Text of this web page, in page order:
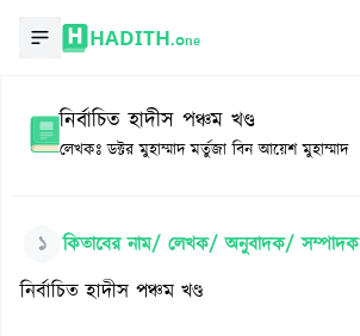
HADITH.One
নির্বাচিত হাদীস পঞ্চম খণ্ড
লেখকঃ ডক্টর মুহাম্মাদ মর্তুজা বিন আয়েশ মুহাম্মাদ
১ কিতাবের নাম/ লেখক/ অনুবাদক/ সম্পাদক
নির্বাচিত হাদীস পঞ্চম খণ্ড